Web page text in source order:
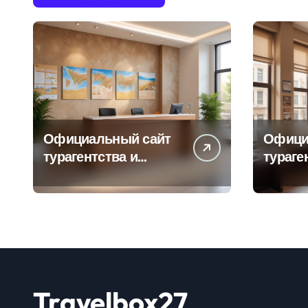
Официальный сайт
турагентства и
информация об
офисе продаж